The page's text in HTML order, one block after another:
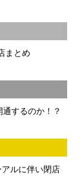
まとめ
するのか！？
アルに伴い閉店